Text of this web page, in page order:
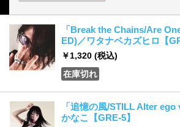
「Break the Chains/Are
ED)／ワタナベカズヒロ【
￥1,320 (税込)
在庫切れ
「追憶の風/STILL Alter ego
かなこ【GRE-5】